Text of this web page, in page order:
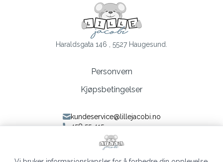
Haraldsgata 146 , 5527 Haugesund.
Personvern
Kjøpsbetingelser
kundeservice@lillejacobi.no
458 55 415
Følg oss på Facebook
Følg oss på Instagram